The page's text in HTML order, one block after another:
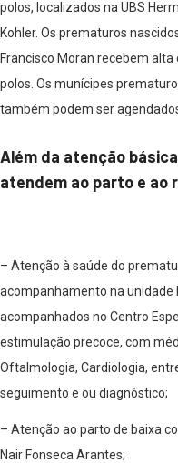
polos, localizados na UBS
Kohler. Os prematuros
Francisco Moran recebem
polos. Os munícipes
também podem ser
Além da atenção
atendem ao parto e ao
– Atenção à saúde do
acompanhamento na unidade
acompanhados no Centro
estimulação precoce, com
Oftalmologia, Cardiologia,
seguimento e ou diagnóstico;
– Atenção ao parto de baixa
Nair Fonseca Arantes;